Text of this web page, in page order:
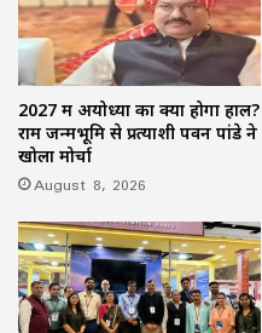
2027 में अयोध्या का क्या होगा हाल?
राम जन्मभूमि से प्रत्याशी पवन पांडे ने
खोला मोर्चा
August 8, 2026